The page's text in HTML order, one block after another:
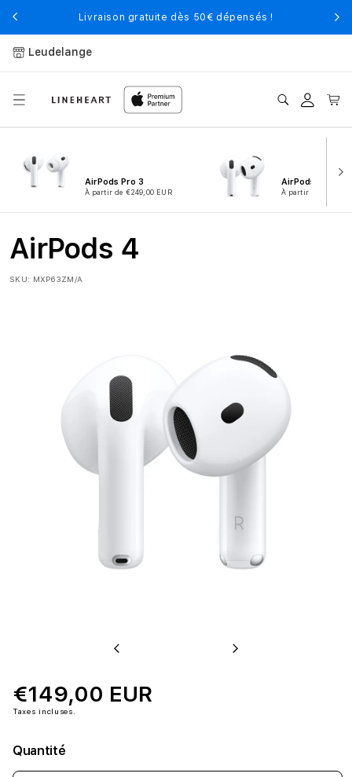
au
contenu
Livraison gratuite dès 50€ dépensés !
Leudelange
Connexion
Panier
AirPods Pro 3
À partir de €249,00 EUR
AirPods 4
À partir de €149,00
AirPods 4
SKU: MXP63ZM/A
Previous Next
€149,00 EUR
Taxes incluses.
Quantité